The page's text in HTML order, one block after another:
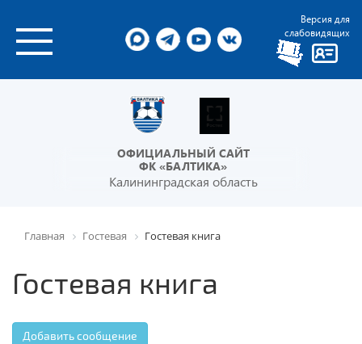
Версия для
слабовидящих
ОФИЦИАЛЬНЫЙ САЙТ
ФК «БАЛТИКА»
Калининградская область
Главная Гостевая Гостевая книга
Гостевая книга
Добавить сообщение